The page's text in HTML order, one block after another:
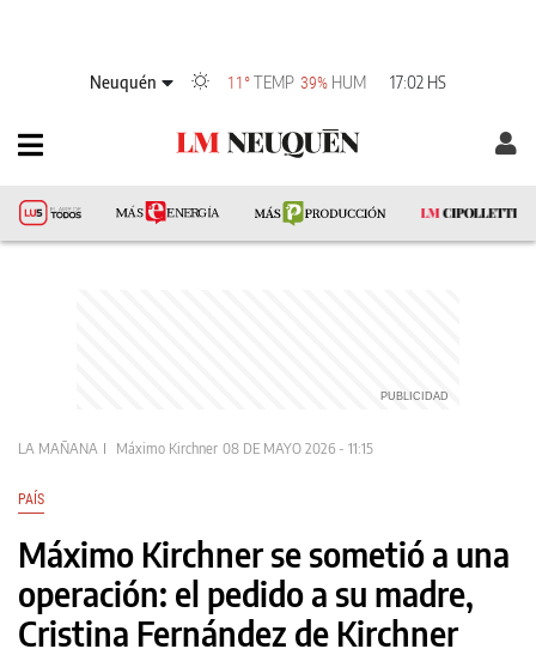
Neuquén 11°TEMP 39% HUM 17:02 HS
LA MAÑANA Máximo Kirchner 08 DE MAYO 2026 - 11:15
PAÍS
Máximo Kirchner se sometió a una
operación: el pedido a su madre,
Cristina Fernández de Kirchner